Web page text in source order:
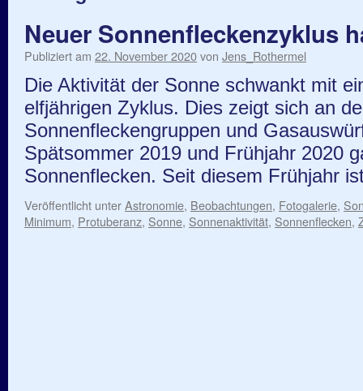
Neuer Sonnenfleckenzyklus
Publiziert am 22. November 2020von Jens_Rothermel
Die Aktivität der Sonne schwankt mit
elfjährigen Zyklus. Dies zeigt sich an
Sonnenfleckengruppen und
Spätsommer 2019 und Frühjahr 2020
Sonnenflecken. Seit diesem Frühjahr
Veröffentlicht unterAstronomie, Beobachtungen, Fotogalerie,
Minimum, Protuberanz, Sonne, Sonnenaktivität, Sonnenflecken,